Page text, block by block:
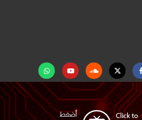
Facebook
Twitter
Soundcloud
Youtubeتابعنا
على
واتساب